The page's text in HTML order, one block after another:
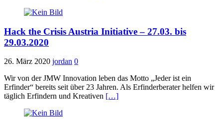
Hack the Crisis Austria Initiative – 27.03. bis
29.03.2020
26. März 2020 jordan 0
Wir von der JMW Innovation leben das Motto „Jeder ist ein
Erfinder“ bereits seit über 23 Jahren. Als Erfinderberater helfen wir
täglich Erfindern und Kreativen […]